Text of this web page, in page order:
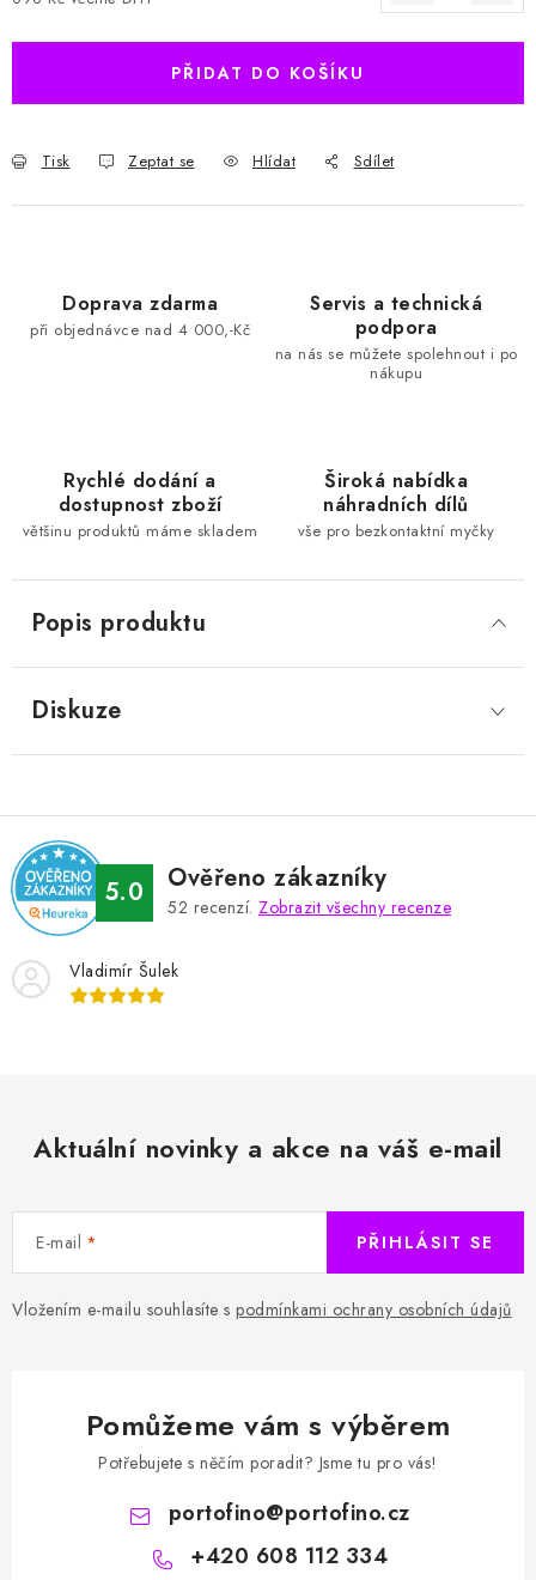
PŘIDAT DO KOŠÍKU
Tisk Zeptat se Hlídat Sdílet
Doprava zdarma
při objednávce nad 4 000,-Kč
Servis a technická
podpora
na nás se můžete spolehnout i po
nákupu
Rychlé dodání a
dostupnost zboží
většinu produktů máme skladem
Široká nabídka
náhradních dílů
vše pro bezkontaktní myčky
Popis produktu
Diskuze
5.0 Ověřeno zákazníky
52 recenzí. Zobrazit všechny recenze
Vladimír Šulek
Aktuální novinky a akce na váš e-mail
E-mail
Vložením e-mailu souhlasíte s podmínkami ochrany osobních údajů
PŘIHLÁSIT SE
Pomůžeme vám s výběrem
Potřebujete s něčím poradit? Jsme tu pro vás!
portofino@portofino.cz
+420 608 112 334